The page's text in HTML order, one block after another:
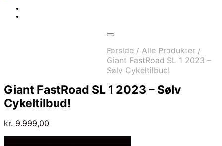
Forside / Alle Produkter /
Giant FastRoad SL 1 2023 –
Sølv Cykeltilbud!
Giant FastRoad SL 1 2023 – Sølv
Cykeltilbud!
kr. 9.999,00